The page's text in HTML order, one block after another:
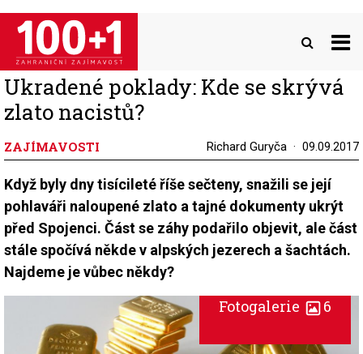
Přejít
hlavnímu
obsahu
Ukradené poklady: Kde se skrývá
zlato nacistů?
ZAJÍMAVOSTI Richard Guryča 09.09.2017
Když byly dny tisícileté říše sečteny, snažili se její
pohlaváři naloupené zlato a tajné dokumenty ukrýt
před Spojenci. Část se záhy podařilo objevit, ale část
stále spočívá někde v alpských jezerech a šachtách.
Najdeme je vůbec někdy?
Fotogalerie 6